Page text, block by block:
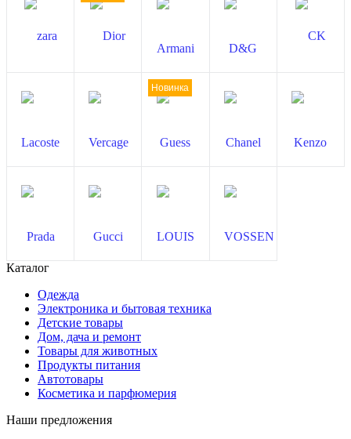
Новинка
Каталог
Одежда
Электроника и бытовая техника
Детские товары
Дом, дача и ремонт
Товары для животных
Продукты питания
Автотовары
Косметика и парфюмерия
Наши предложения